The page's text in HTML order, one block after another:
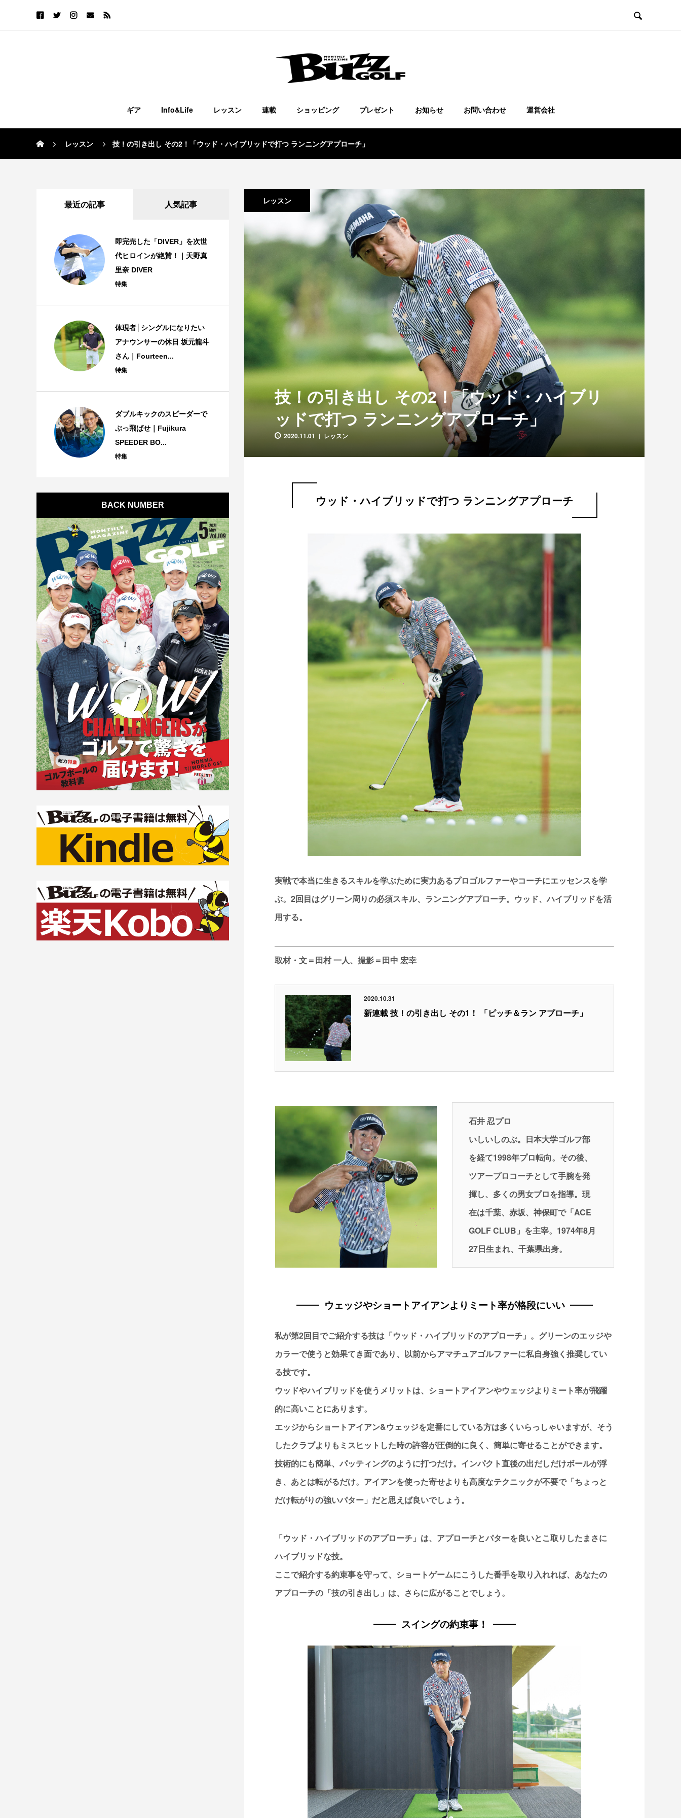

ギア Info&Life レッスン 連載 ショッピング プレゼント お知らせ お問い合わせ 運営会社
レッスン 技！の引き出し その2！「ウッド・ハイブリッドで打つ ランニングアプローチ」
レッスン
技！の引き出し その2！「ウッド・ハイブリ
ッドで打つ ランニングアプローチ」
2020.11.01 レッスン
ウッド・ハイブリッドで打つ ランニングアプローチ
実戦で本当に生きるスキルを学ぶために実力あるプロゴルファーやコーチにエッセンスを学
ぶ。2回目はグリーン周りの必須スキル、ランニングアプローチ。ウッド、ハイブリッドを活
用する。
取材・文＝田村 一人、撮影＝田中 宏幸
2020.10.31
新連載 技！の引き出し その1！ 「ピッチ＆ラン アプローチ」
石井 忍プロ
いしいしのぶ。日本大学ゴルフ部
を経て1998年プロ転向。その後、
ツアープロコーチとして手腕を発
揮し、多くの男女プロを指導。現
在は千葉、赤坂、神保町で「ACE
GOLF CLUB」を主宰。1974年8月
27日生まれ、千葉県出身。
ウェッジやショートアイアンよりミート率が格段にいい
私が第2回目でご紹介する技は「ウッド・ハイブリッドのアプローチ」。グリーンのエッジや
カラーで使うと効果てき面であり、以前からアマチュアゴルファーに私自身強く推奨してい
る技です。
ウッドやハイブリッドを使うメリットは、ショートアイアンやウェッジよりミート率が飛躍
的に高いことにあります。
エッジからショートアイアン&ウェッジを定番にしている方は多くいらっしゃいますが、そう
したクラブよりもミスヒットした時の許容が圧倒的に良く、簡単に寄せることができます。
技術的にも簡単、パッティングのように打つだけ。インパクト直後の出だしだけボールが浮
き、あとは転がるだけ。アイアンを使った寄せよりも高度なテクニックが不要で「ちょっと
だけ転がりの強いパター」だと思えば良いでしょう。
「ウッド・ハイブリッドのアプローチ」は、アプローチとパターを良いとこ取りしたまさに
ハイブリッドな技。
ここで紹介する約束事を守って、ショートゲームにこうした番手を取り入れれば、あなたの
アプローチの「技の引き出し」は、さらに広がることでしょう。
スイングの約束事！
最近の記事 人気記事
即完売した「DIVER」を次世
代ヒロインが絶賛！｜天野真
里奈 DIVER
特集
体現者│シングルになりたい
アナウンサーの休日 坂元龍斗
さん｜Fourteen...
特集
ダブルキックのスピーダーで
ぶっ飛ばせ｜Fujikura
SPEEDER BO...
特集
BACK NUMBER